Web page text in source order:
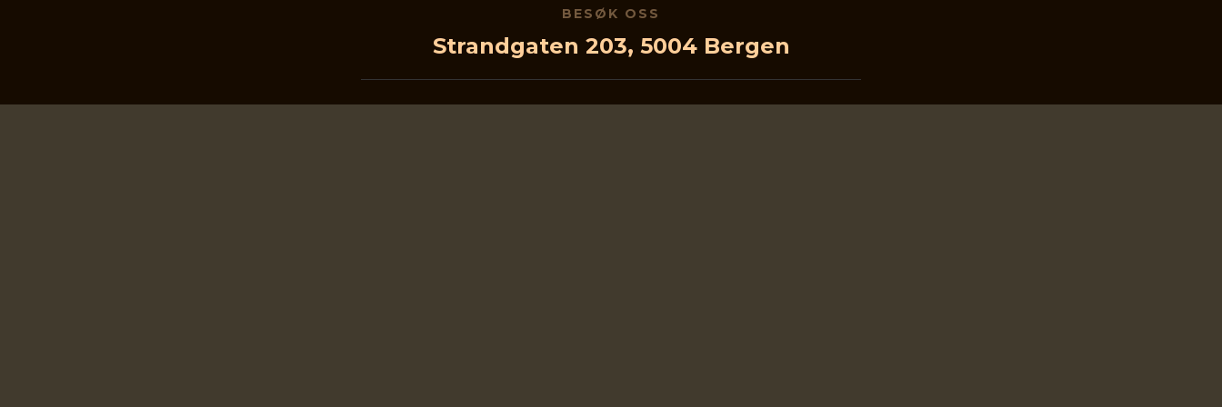
BESØK OSS
Strandgaten 203, 5004 Bergen